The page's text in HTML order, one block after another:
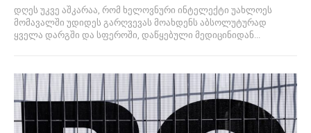
დღეს უკვე აშკარაა, რომ ხელოვნური ინტელექტი უახლოეს
მომავალში უდიდეს გარღვევას მოახდენს აბსოლუტურად
ყველა დარგში და სფეროში, დაწყებული მედიცინიდან...